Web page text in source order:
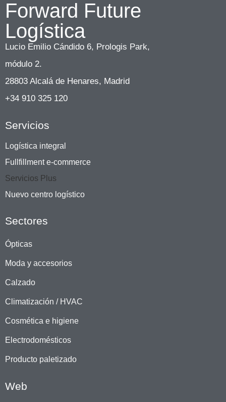
Forward Future
Logística
Lucio Emilio Cándido 6, Prologis Park,
módulo 2.
28803 Alcalá de Henares, Madrid
+34 910 325 120
Servicios
Logística integral
Fullfillment e-commerce
Servicios Plus
Nuevo centro logístico
Sectores
Ópticas
Moda y accesorios
Calzado
Climatización / HVAC
Cosmética e higiene
Electrodomésticos
Producto paletizado
Web